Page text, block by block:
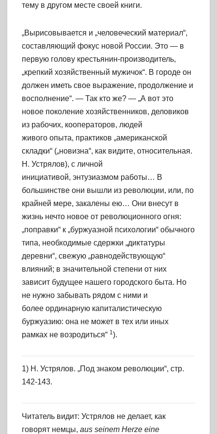
тему в другом месте своей книги.
„Вырисовывается и „человеческий материал“,
составляющий фокус новой России. Это — в
первую голову крестьянин-производитель,
„крепкий хозяйственный мужичок“. В городе он
должен иметь свое выражение, продолжение и
восполнение“. — Так кто же? — „А вот это
новое поколение хозяйственников, деловиков
из рабочих, кооператоров, людей
живого опыта, практиков „американской
складки“ („новизна“, как видите, относительная.
Н. Устрялов), с личной
инициативой, энтузиазмом работы… В
большинстве они вышли из революции, или, по
крайней мере, закалены ею… Они внесут в
жизнь нечто новое от революционного огня:
„поправки“ к „буржуазной психологии“ обычного
типа, необходимые сдержки „диктатуры
деревни“, свежую „равнодействующую“
влияний; в значительной степени от них
зависит будущее нашего городского быта. Но
не нужно забывать рядом с ними и
более ординарную капиталистическую
буржуазию: она не может в тех или иных
рамках не возродиться“ 1 ).
1) Н. Устрялов. „Под знаком революции“, стр.
142-143.
Читатель видит: Устрялов не делает, как
говорят немцы, aus seinem Herze eine